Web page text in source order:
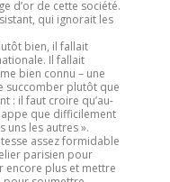
d’or de cette société.
qui ignorait les
bien, il fallait
Il fallait
bien connu – une
succomber plutôt que
: il faut croire qu’au-
que difficilement
uns les autres ».
assez formidable
parisien pour
encore plus et mettre